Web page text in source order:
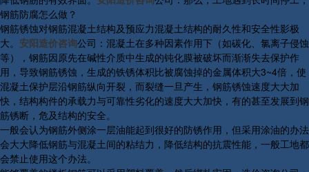
钢筋防腐怎么做？
钢筋锈蚀对钢筋混凝土结构及预应力混凝土结构的耐久性和安全性影极
大。 安阳造价咨询公司：混凝土在多种因素作用下（如碳化、氯离子侵蚀
等），钢筋因原先在碱性介质中生成的钝化膜被破坏而渐渐失去保护作
用，导致钢筋锈蚀，生成的铁锈体积比被腐蚀掉的金属体积大3~4倍，使
混凝土保护层沿钢筋纵向开裂，而裂缝一旦产生，钢筋锈蚀速度大大加
快，结构构件的承载力与可靠性劣化的速度大大加快，有的甚至发展到钢
筋锈断，危及结构的安全。
一般会认为钢筋外侧涂一层油能起到很好的防锈作用，但采用涂油的办法
会大大降低钢筋与混凝土间的粘结力，降低结构的抗震性能，一般工地都
会禁止使用这个办法。